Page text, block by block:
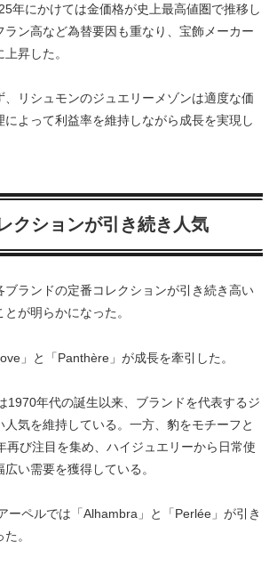
年にかけては金価格が史上最高値圏で推移し
ラン高など為替要因も重なり、宝飾メーカー
昇した。
、リシュモンのジュエリーメゾンは適度な価
によって利益率を維持しながら成長を実現し
クションが引き続き人気
ブランドの定番コレクションが引き続き高い
が明らかになった。
」と「Panthère」が成長を牽引した。
1970年代の誕生以来、ブランドを代表するジ
人気を維持している。一方、豹をモチーフと
再び注目を集め、ハイジュエリーから日常使
い需要を獲得している。
ーペルでは「Alhambra」と「Perlée」が引き
。